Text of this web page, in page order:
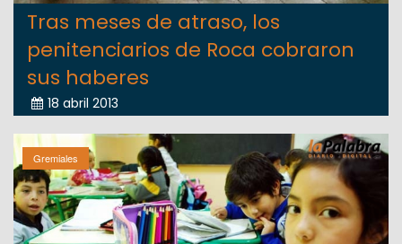
Tras meses de atraso, los
penitenciarios de Roca cobraron
sus haberes
18 abril 2013
Gremiales